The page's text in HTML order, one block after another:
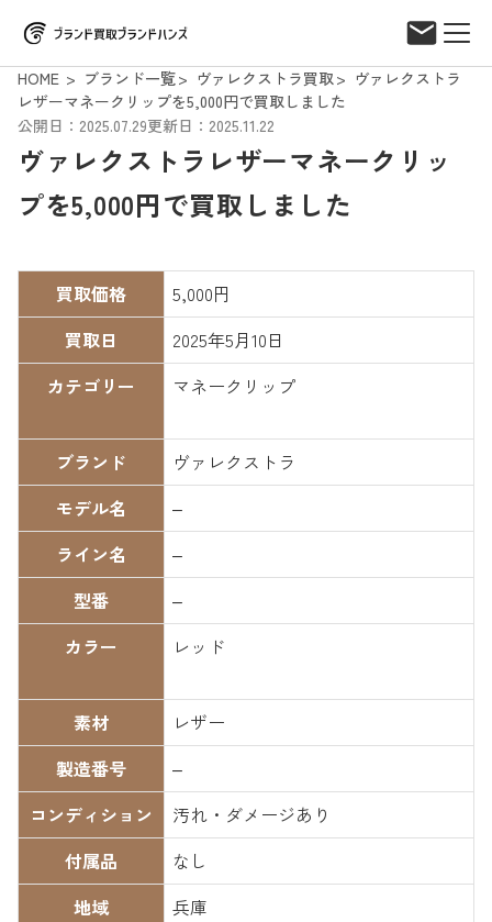
HOME ブランド一覧 ヴァレクストラ買取
ヴァレクストラ
レザーマネークリップを5,000円で買取しました
公開日：2025.07.29更新日：2025.11.22
ヴァレクストラレザーマネークリッ
プを5,000円で買取しました
買取価格
5,000円
買取日
2025年5月10日
カテゴリー
マネークリップ
ブランド
ヴァレクストラ
モデル名
–
ライン名
–
型番
–
カラー
レッド
素材
レザー
製造番号
–
コンディション
汚れ・ダメージあり
付属品
なし
地域
兵庫